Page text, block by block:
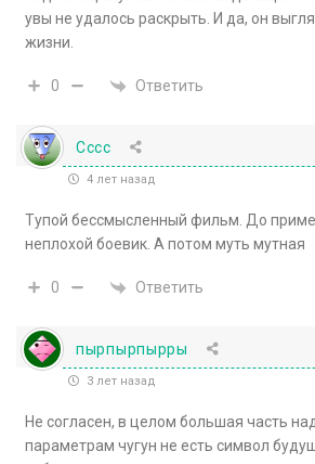
увы не удалось раскрыть. И да, он
жизни.
0 Ответить
Сссс
4 лет назад
Тупой бессмысленный фильм. До
неплохой боевик. А потом муть мутная
0 Ответить
пырпырпырры
3 лет назад
Не согласен, в целом большая часть
параметрам чугун не есть символ